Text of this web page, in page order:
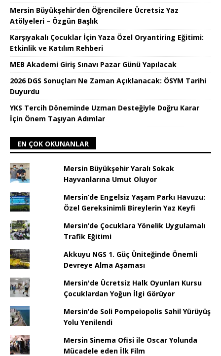
Mersin Büyükşehir’den Öğrencilere Ücretsiz Yaz
Atölyeleri – Özgün Başlık
Karşıyakalı Çocuklar İçin Yaza Özel Oryantiring Eğitimi:
Etkinlik ve Katılım Rehberi
MEB Akademi Giriş Sınavı Pazar Günü Yapılacak
2026 DGS Sonuçları Ne Zaman Açıklanacak: ÖSYM Tarihi
Duyurdu
YKS Tercih Döneminde Uzman Desteğiyle Doğru Karar
İçin Önem Taşıyan Adımlar
EN ÇOK OKUNANLAR
Mersin Büyükşehir Yaralı Sokak
Hayvanlarına Umut Oluyor
Mersin’de Engelsiz Yaşam Parkı Havuzu:
Özel Gereksinimli Bireylerin Yaz Keyfi
Mersin’de Çocuklara Yönelik Uygulamalı
Trafik Eğitimi
Akkuyu NGS 1. Güç Üniteğinde Önemli
Devreye Alma Aşaması
Mersin'de Ücretsiz Halk Oyunları Kursu
Çocuklardan Yoğun İlgi Görüyor
Mersin’de Soli Pompeiopolis Sahil Yürüyüş
Yolu Yenilendi
Mersin Sinema Ofisi ile Oscar Yolunda
Mücadele eden İlk Film